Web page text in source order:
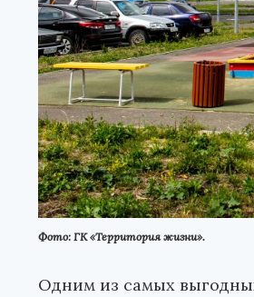
Фото: ГК «Территория жизни».
Одним из самых